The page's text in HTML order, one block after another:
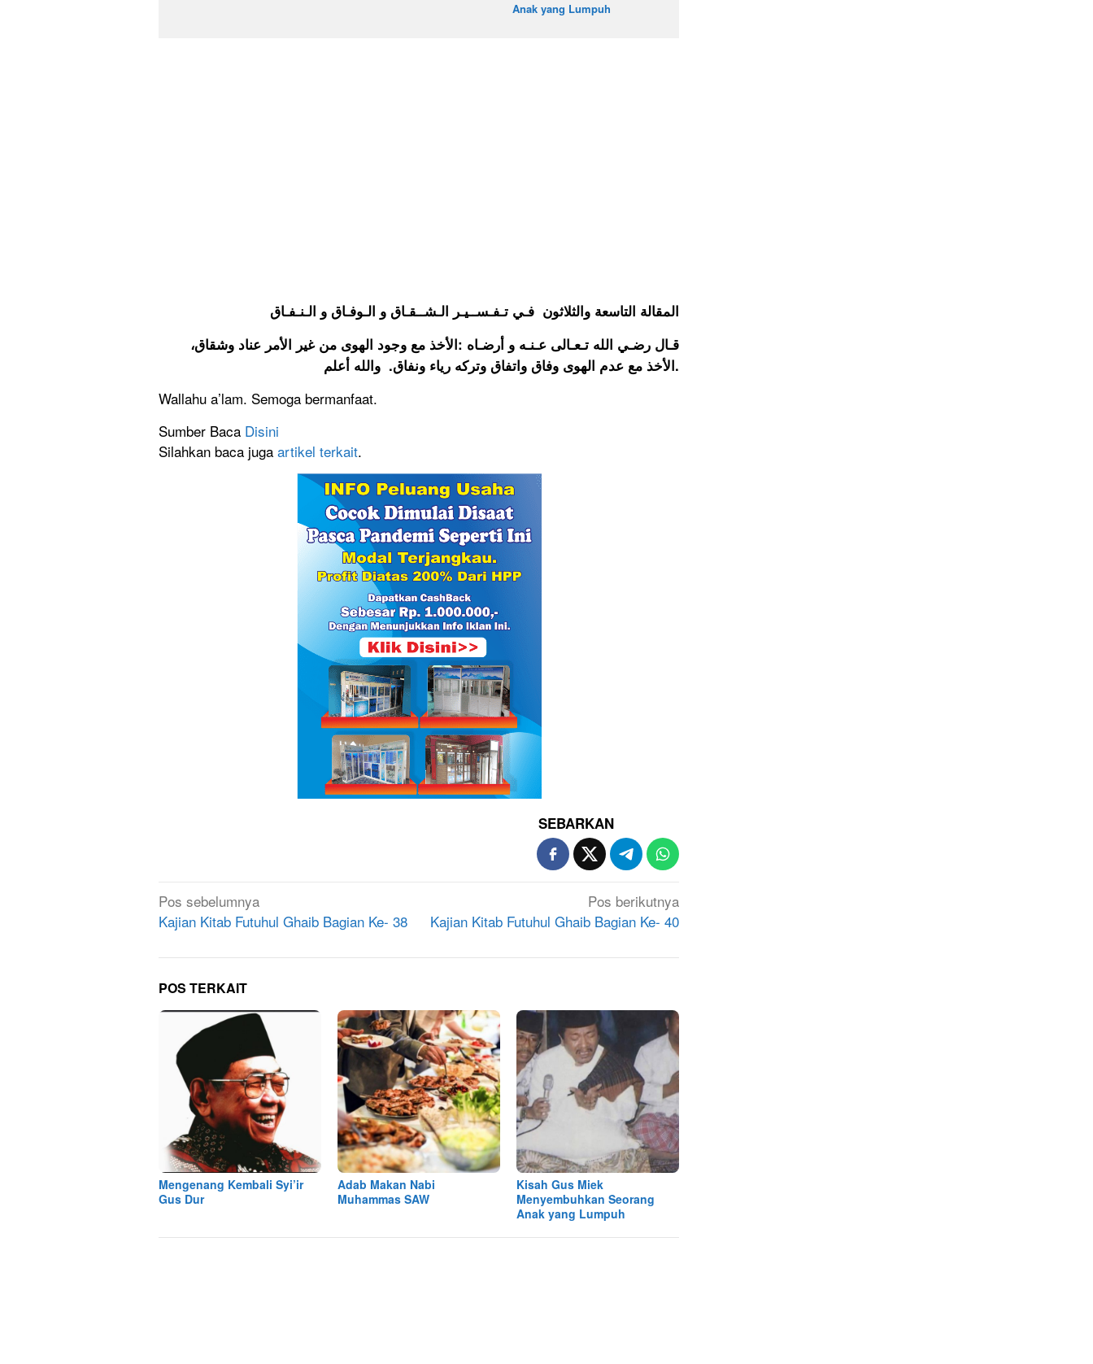
Anak yang Lumpuh
المقالة التاسعة والثلاثون فـي تـفـســيـر الـشــقـاق و الـوفـاق و الـنـفـاق
قـال رضـي الله تـعـالى عـنـه و أرضـاه :الأخذ مع وجود الهوى من غير الأمر عناد وشقاق،
الأخذ مع عدم الهوى وفاق واتفاق وتركه رياء ونفاق. والله أعلم.
Wallahu a’lam. Semoga bermanfaat.
Sumber Baca Disini
Silahkan baca juga artikel terkait.
SEBARKAN
Navigasi
pos
Pos sebelumnya
Kajian Kitab Futuhul Ghaib Bagian Ke- 38
Pos berikutnya
Kajian Kitab Futuhul Ghaib Bagian Ke- 40
POS TERKAIT
Mengenang Kembali Syi’ir
Gus Dur
Adab Makan Nabi
Muhammas SAW
Kisah Gus Miek
Menyembuhkan Seorang
Anak yang Lumpuh